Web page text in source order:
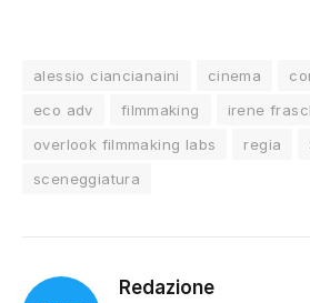
alessio ciancianaini cinema
eco adv
filmmaking irene
overlook filmmaking labs
regia
sceneggiatura
Redazione